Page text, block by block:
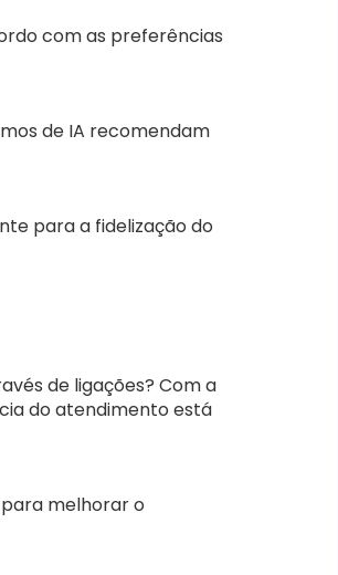
com as preferências
de IA recomendam
para a fidelização do
de ligações? Com a
do atendimento está
melhorar o